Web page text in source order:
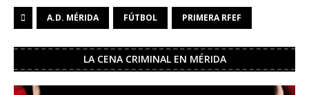
A.D. MÉRIDA FÚTBOL PRIMERA RFEF
LA CENA CRIMINAL EN MÉRIDA